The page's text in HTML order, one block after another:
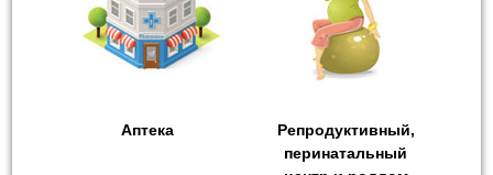
Аптека
Репродуктивный,
перинатальный